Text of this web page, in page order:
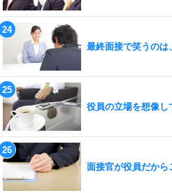
最終面接で笑うのは
役員の立場を想像し
面接官が役員だから